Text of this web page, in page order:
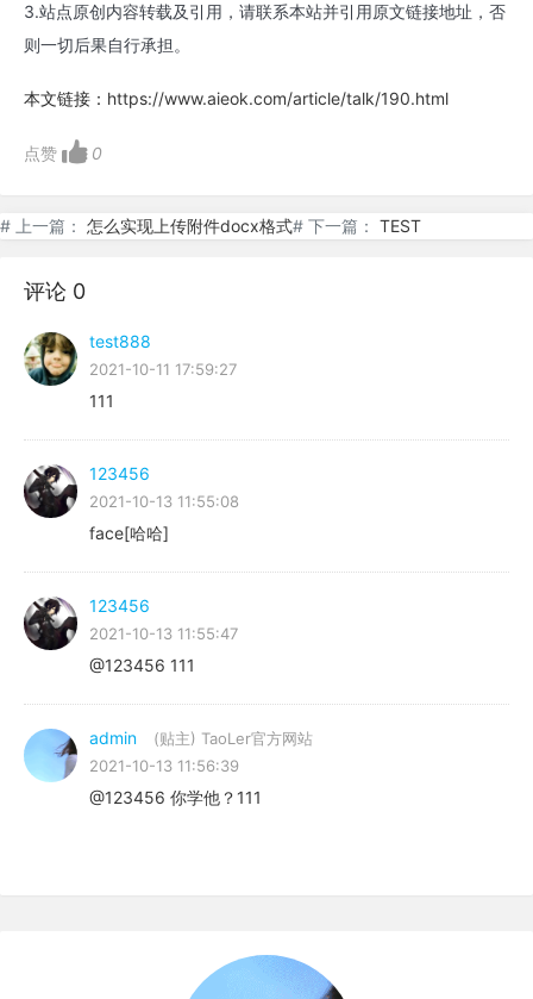
3.站点原创内容转载及引用，请联系本站并引用原文链接地址，否
则一切后果自行承担。
本文链接： https://www.aieok.com/article/talk/190.html
点赞 0
# 上一篇： 怎么实现上传附件docx格式# 下一篇： TEST
评论 0
test888
2021-10-11 17:59:27
111
123456
2021-10-13 11:55:08
face[哈哈]
123456
2021-10-13 11:55:47
@123456 111
admin (贴主) TaoLer官方网站
2021-10-13 11:56:39
@123456 你学他？111